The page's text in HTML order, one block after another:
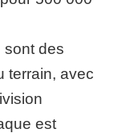
sont des
terrain, avec
est